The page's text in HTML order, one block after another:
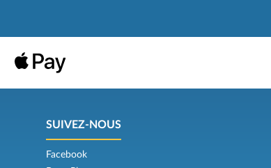
SUIVEZ-NOUS
Facebook